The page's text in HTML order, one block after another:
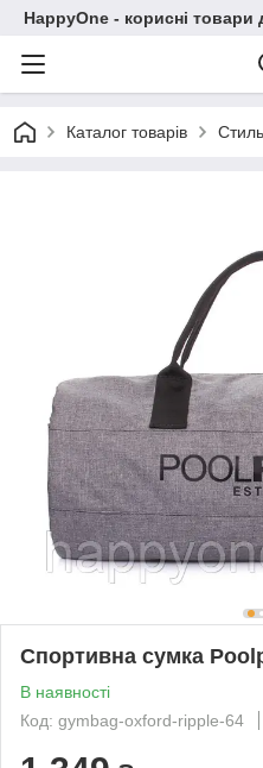
HappyOne - корисні товари
Каталог товарів
Спортивна сумка
В наявності
Код: gymbag-oxford-ripple-64